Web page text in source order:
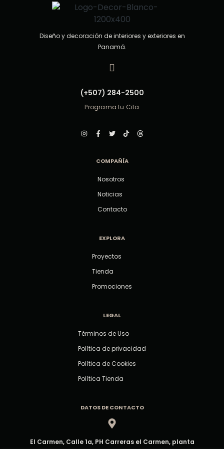
Diseño y decoración de interiores y exteriores en
Panamá.
(+507) 284-2500
Programa tu Cita
COMPAÑÍA
Nosotros
Noticias
Contacto
EXPLORA
Proyectos
Tienda
Promociones
LEGAL
Términos de Uso
Política de privacidad
Política de Cookies
Política Tienda
DATOS DE CONTACTO
El Carmen, Calle 1a, PH Carreras el Carmen, planta